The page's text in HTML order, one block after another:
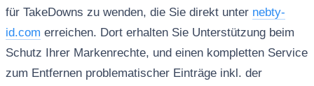
für TakeDowns zu wenden, die Sie direkt unter nebty-
id.com erreichen. Dort erhalten Sie Unterstützung beim
Schutz Ihrer Markenrechte, und einen kompletten Service
zum Entfernen problematischer Einträge inkl. der